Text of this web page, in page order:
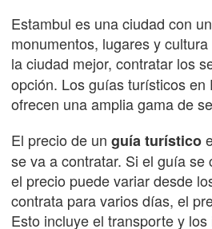
Estambul es una ciudad con
monumentos, lugares y
la ciudad mejor, contratar los
opción. Los guías turísticos
ofrecen una amplia gama de
El precio de un guía turístico
se va a contratar. Si el guía
el precio puede variar desde
contrata para varios días, el
Esto incluye el transporte y